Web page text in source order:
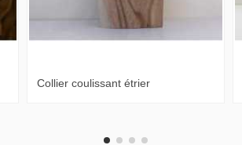
Collier coulissant étrier